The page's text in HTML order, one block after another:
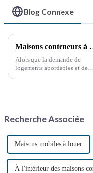
Blog Connexe
Maisons conteneurs à
Alors que la demande de
logements abordables et de
fulgurant. Avec la croissance
Recherche Associée
Maisons mobiles à louer
À l'intérieur des maisons